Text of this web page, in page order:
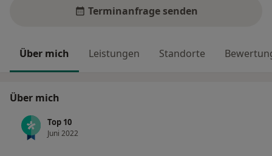
Terminanfrage senden
Über mich Leistungen Standorte
Über mich
Top 10
Juni 2022